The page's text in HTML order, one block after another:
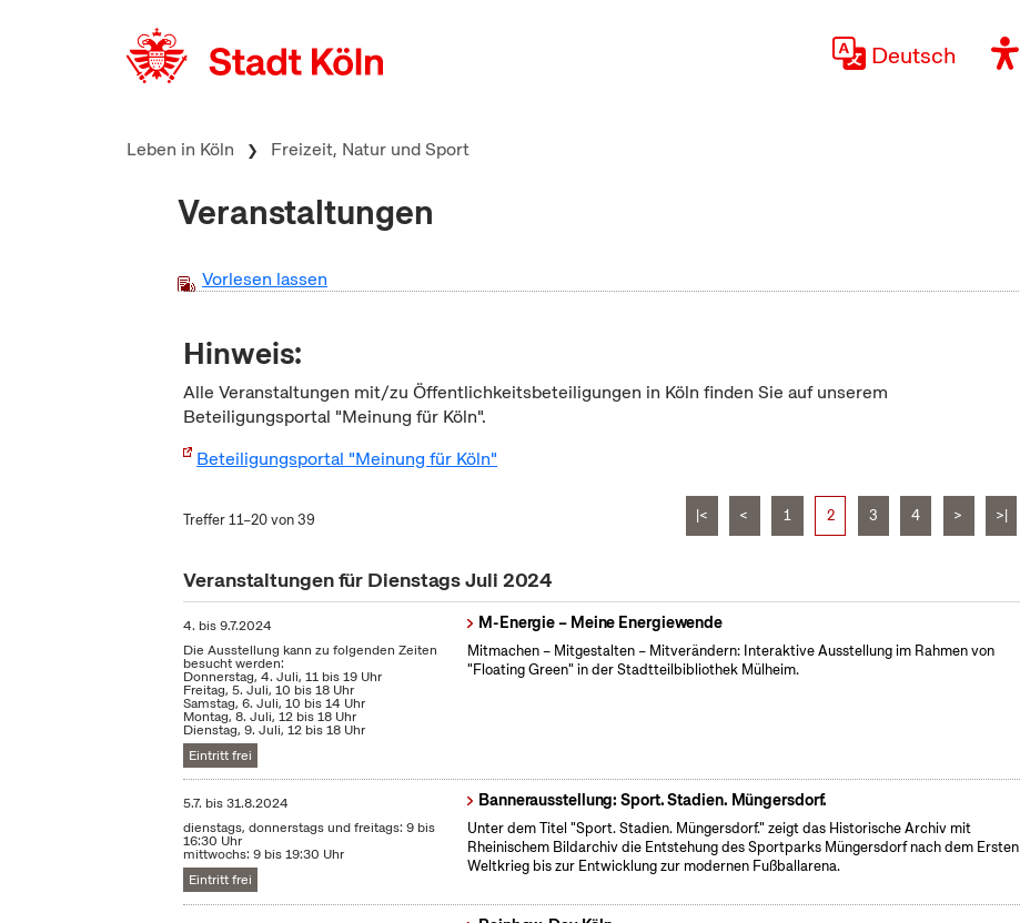
Deutsch
Leben in Köln Freizeit, Natur und Sport
Veranstaltungen
Vorlesen lassen
Hinweis:
Alle Veranstaltungen mit/zu Öffentlichkeitsbeteiligungen in Köln finden Sie auf unserem
Beteiligungsportal "Meinung für Köln".
Beteiligungsportal "Meinung für Köln"
Treffer 11–20 von 39 |< < 1 2 3 4 > >|
Veranstaltungen für Dienstags Juli 2024
4. bis9.7.2024
Die Ausstellung kann zu folgenden Zeiten
besucht werden:
Donnerstag, 4. Juli, 11 bis 19 Uhr
Freitag, 5. Juli, 10 bis 18 Uhr
Samstag, 6. Juli, 10 bis 14 Uhr
Montag, 8. Juli, 12 bis 18 Uhr
Dienstag, 9. Juli, 12 bis 18 Uhr
Eintritt frei
M-Energie – Meine Energiewende
Mitmachen – Mitgestalten – Mitverändern: Interaktive Ausstellung im Rahmen von
"Floating Green" in der Stadtteilbibliothek Mülheim.
5.7. bis31.8.2024
dienstags, donnerstags und freitags: 9 bis
16:30 Uhr
mittwochs: 9 bis 19:30 Uhr
Eintritt frei
Bannerausstellung: Sport. Stadien. Müngersdorf.
Unter dem Titel "Sport. Stadien. Müngersdorf." zeigt das Historische Archiv mit
Rheinischem Bildarchiv die Entstehung des Sportparks Müngersdorf nach dem Ersten
Weltkrieg bis zur Entwicklung zur modernen Fußballarena.